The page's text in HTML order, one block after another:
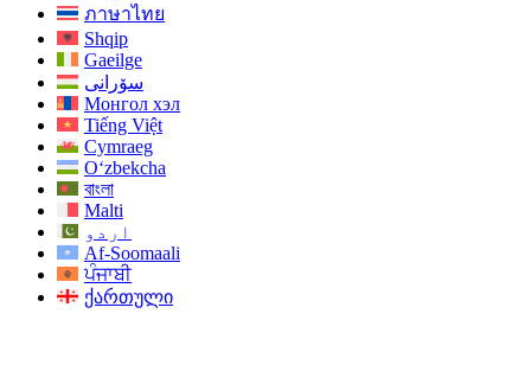
ภาษาไทย
Shqip
Gaeilge
سۆرانی
Монгол хэл
Tiếng Việt
Cymraeg
O‘zbekcha
বাংলা
Malti
اردو
Af-Soomaali
ਪੰਜਾਬੀ
ქართული